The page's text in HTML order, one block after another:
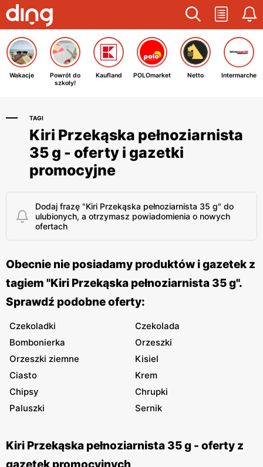
Wakacje
Powrót do
szkoły!
Kaufland POLOmarket Netto Intermarche
TAGI
Kiri Przekąska pełnoziarnista
35 g - oferty i gazetki
promocyjne
Dodaj frazę "Kiri Przekąska pełnoziarnista 35 g" do
ulubionych, a otrzymasz powiadomienia o nowych
ofertach
Obecnie nie posiadamy produktów i gazetek z
tagiem "Kiri Przekąska pełnoziarnista 35 g".
Sprawdź podobne oferty:
Czekoladki
Czekolada
Bombonierka
Orzeszki
Orzeszki ziemne
Kisiel
Ciasto
Krem
Chipsy
Chrupki
Paluszki
Sernik
Kiri Przekąska pełnoziarnista 35 g - oferty z